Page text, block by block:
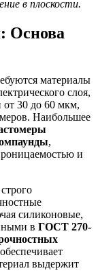
в плоскости.
Основа
материалы
слоя,
30 до 60 мкм,
Наибольшее
,
и
силиконовые,
в ГОСТ 270-
выдержит